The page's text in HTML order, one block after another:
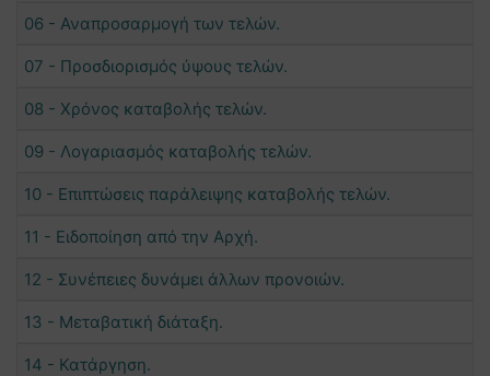
06 - Αναπροσαρμογή των τελών.
07 - Προσδιορισμός ύψους τελών.
08 - Χρόνος καταβολής τελών.
09 - Λογαριασμός καταβολής τελών.
10 - Επιπτώσεις παράλειψης καταβολής τελών.
11 - Ειδοποίηση από την Αρχή.
12 - Συνέπειες δυνάμει άλλων προνοιών.
13 - Μεταβατική διάταξη.
14 - Κατάργηση.